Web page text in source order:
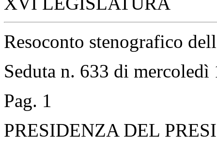
Resoconto stenografico
Seduta n. 633 di
Pag. 1
PRESIDENZA DEL